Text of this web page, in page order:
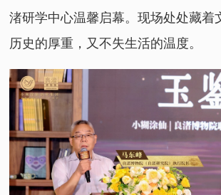
渚研学中心温馨启幕。现场处处藏着
历史的厚重，又不失生活的温度。